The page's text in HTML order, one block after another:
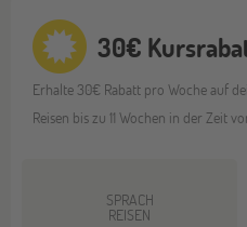
30€
Erhalte 30€ Rabatt pro Woche auf
Reisen bis zu 11 Wochen in der Zeit
SPRACH
REISEN